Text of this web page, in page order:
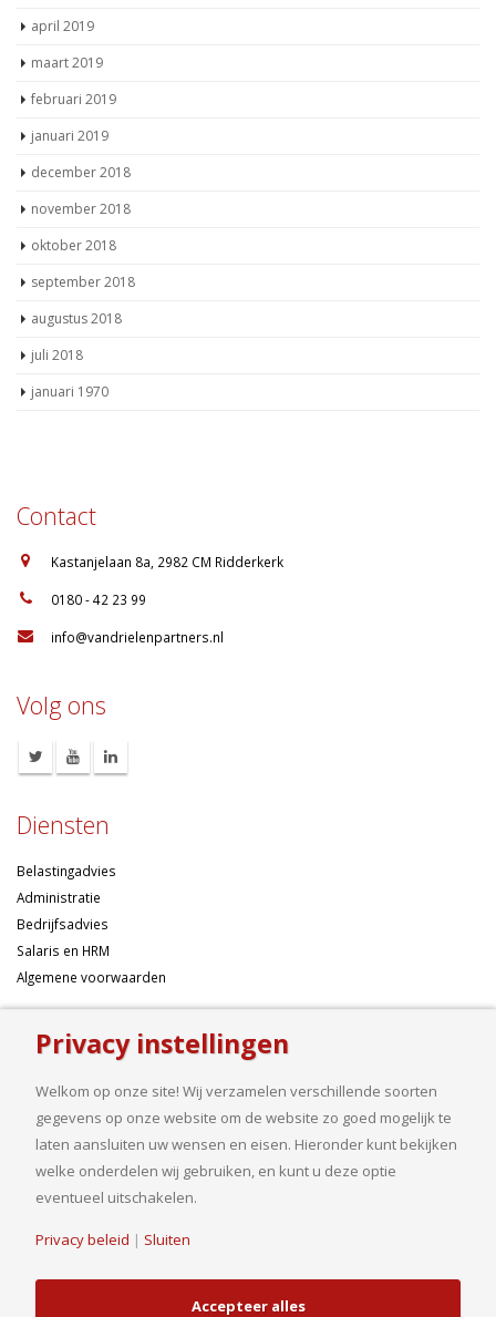
april 2019
maart 2019
februari 2019
januari 2019
december 2018
november 2018
oktober 2018
september 2018
augustus 2018
juli 2018
januari 1970
Contact
Kastanjelaan 8a, 2982 CM Ridderkerk
0180 - 42 23 99
info@vandrielenpartners.nl
Volg ons
Diensten
Belastingadvies
Administratie
Bedrijfsadvies
Salaris en HRM
Algemene voorwaarden
Over ons
Ondernemen betekent risico’s nemen, maar dan liefst wel zo
samengesteld mogelijk. Of u nu een onderneming wilt starten met een
goed financieel plan, uw bedrijf wilt uitbreiden op basis van gedegen
cijfers, uw jaarcijfers samengesteld wilt hebben of een helder advies
nodig heeft, bij ons bent u aan het goede adres.
© Copyright 2019. Van Driel en Partners B.V.| Realisatie
Privacy instellingen
Welkom op onze site! Wij verzamelen verschillende soorten
gegevens op onze website om de website zo goed mogelijk te
laten aansluiten uw wensen en eisen. Hieronder kunt bekijken
welke onderdelen wij gebruiken, en kunt u deze optie
eventueel uitschakelen.
Privacy beleid | Sluiten
Accepteer alles